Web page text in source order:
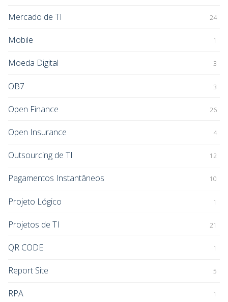
Mercado de TI 24
Mobile 1
Moeda Digital 3
OB7 3
Open Finance 26
Open Insurance 4
Outsourcing de TI 12
Pagamentos Instantâneos 10
Projeto Lógico 1
Projetos de TI 21
QR CODE 1
Report Site 5
RPA 1